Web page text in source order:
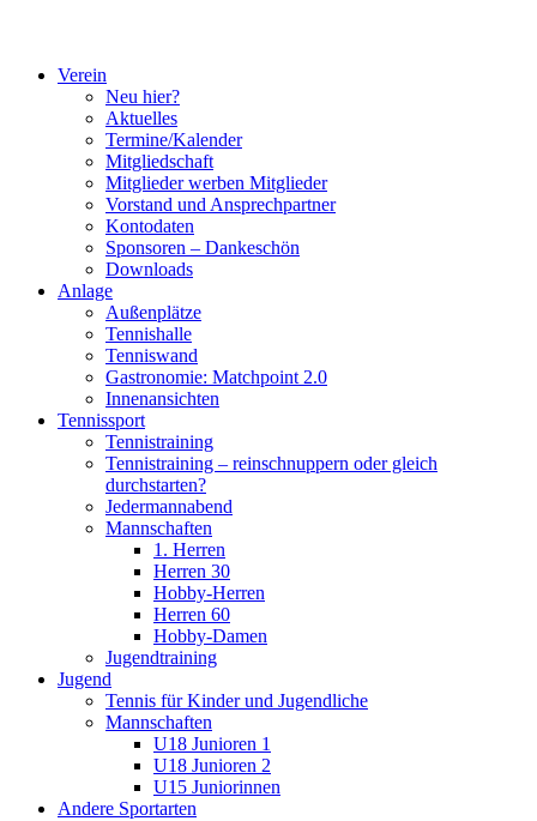
Verein
Neu hier?
Aktuelles
Termine/Kalender
Mitgliedschaft
Mitglieder werben Mitglieder
Vorstand und Ansprechpartner
Kontodaten
Sponsoren – Dankeschön
Downloads
Anlage
Außenplätze
Tennishalle
Tenniswand
Gastronomie: Matchpoint 2.0
Innenansichten
Tennissport
Tennistraining
Tennistraining – reinschnuppern oder gleich
durchstarten?
Jedermannabend
Mannschaften
1. Herren
Herren 30
Hobby-Herren
Herren 60
Hobby-Damen
Jugendtraining
Jugend
Tennis für Kinder und Jugendliche
Mannschaften
U18 Junioren 1
U18 Junioren 2
U15 Juniorinnen
Andere Sportarten